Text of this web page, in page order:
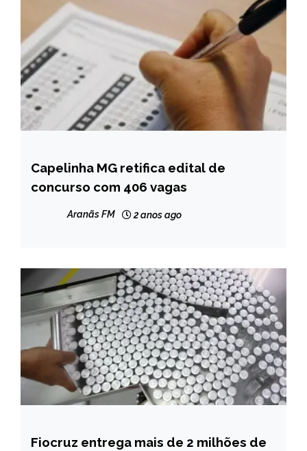
CAPELINHA
NOTÍCIAS
Capelinha MG retifica edital de
concurso com 406 vagas
Aranãs FM 2 anos ago
CAPELINHA
Fiocruz entrega mais de 2 milhões de